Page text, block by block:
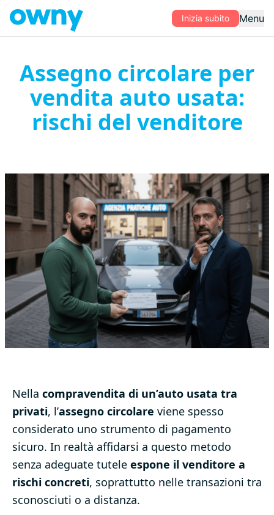
Inizia subito Menu
Assegno circolare per
vendita auto usata:
rischi del venditore
Nella compravendita di un’auto usata tra
privati, l’assegno circolare viene spesso
considerato uno strumento di pagamento
sicuro. In realtà affidarsi a questo metodo
senza adeguate tutele espone il venditore a
rischi concreti, soprattutto nelle transazioni tra
sconosciuti o a distanza.